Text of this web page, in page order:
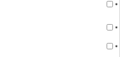
*
*
*